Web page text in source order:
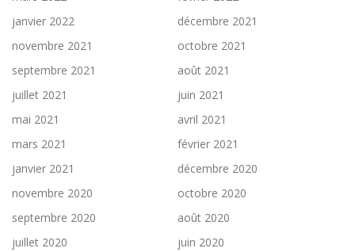
janvier 2022
décembre 2021
novembre 2021
octobre 2021
septembre 2021
août 2021
juillet 2021
juin 2021
mai 2021
avril 2021
mars 2021
février 2021
janvier 2021
décembre 2020
novembre 2020
octobre 2020
septembre 2020
août 2020
juillet 2020
juin 2020